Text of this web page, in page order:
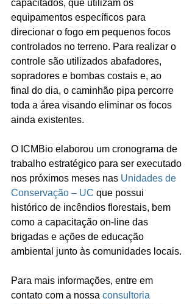
capacitados, que utilizam os
equipamentos específicos para
direcionar o fogo em pequenos focos
controlados no terreno. Para realizar o
controle são utilizados abafadores,
sopradores e bombas costais e, ao
final do dia, o caminhão pipa percorre
toda a área visando eliminar os focos
ainda existentes.
O ICMBio elaborou um cronograma de
trabalho estratégico para ser executado
nos próximos meses nas Unidades de
Conservação – UC que possui
histórico de incêndios florestais, bem
como a capacitação on-line das
brigadas e ações de educação
ambiental junto às comunidades locais.
Para mais informações, entre em
contato com a nossa consultoria